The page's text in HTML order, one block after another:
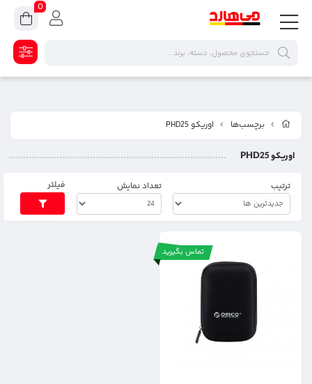
برچسب‌ها اوریکو PHD25
اوریکو PHD25
ترتیب تعداد نمایش فیلتر
تماس بگیرید
0